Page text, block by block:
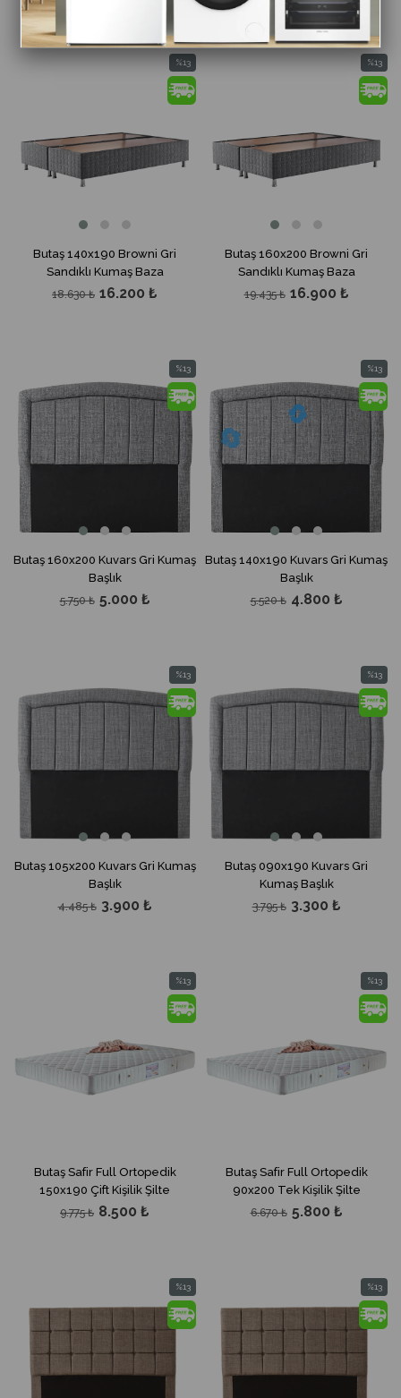
Butaş 140x190 Browni Gri
Sandıklı Kumaş Baza
16.200 ₺
18.630 ₺
%13
İndirim
%13İndirim
Butaş 160x200 Browni Gri
Sandıklı Kumaş Baza
16.900 ₺
19.435 ₺
%13
İndirim
Butaş 160x200 Kuvars Gri Kumaş
Başlık
5.000 ₺
5.750 ₺
%13
İndirim
%13İndirim
Butaş 140x190 Kuvars Gri Kumaş
Başlık
4.800 ₺
5.520 ₺
%13
İndirim
Butaş 105x200 Kuvars Gri Kumaş
Başlık
3.900 ₺
4.485 ₺
%13
İndirim
%13İndirim
Butaş 090x190 Kuvars Gri
Kumaş Başlık
3.300 ₺
3.795 ₺
%13
İndirim
Butaş Safir Full Ortopedik
150x190 Çift Kişilik Şilte
8.500 ₺
9.775 ₺
%13
İndirim
%13İndirim
Butaş Safir Full Ortopedik
90x200 Tek Kişilik Şilte
5.800 ₺
6.670 ₺
%13
İndirim
%13
İndirim
%13İndirim
%13
İndirim